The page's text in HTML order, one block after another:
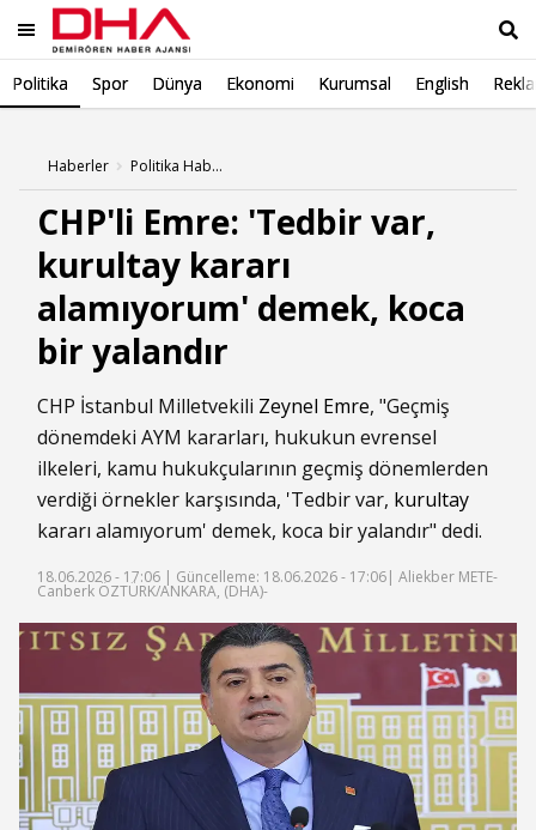
Politika Spor Dünya Ekonomi Kurumsal English
Haberler Politika Haberleri
CHP'li Emre: 'Tedbir var,
kurultay kararı
alamıyorum' demek, koca
bir yalandır
CHP İstanbul Milletvekili Zeynel Emre, "Geçmiş
dönemdeki AYM kararları, hukukun evrensel
ilkeleri, kamu hukukçularının geçmiş dönemlerden
verdiği örnekler karşısında, 'Tedbir var, kurultay
kararı alamıyorum' demek, koca bir yalandır" dedi.
18.06.2026 - 17:06 | Güncelleme: 18.06.2026 - 17:06| Aliekber METE-
Canberk ÖZTÜRK/ANKARA, (DHA)-